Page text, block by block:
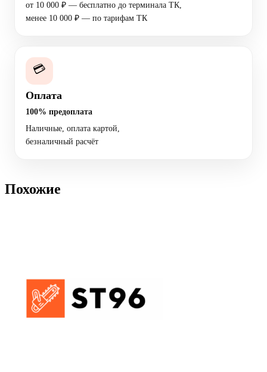
от 10 000 ₽ — бесплатно до терминала ТК,
менее 10 000 ₽ — по тарифам ТК
💳
Оплата
100% предоплата
Наличные, оплата картой,
безналичный расчёт
Похожие